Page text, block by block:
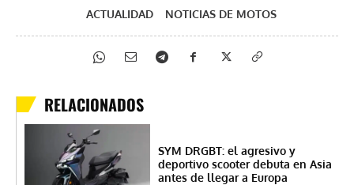
ACTUALIDAD NOTICIAS DE MOTOS
RELACIONADOS
SYM DRGBT: el agresivo y
deportivo scooter debuta en Asia
antes de llegar a Europa